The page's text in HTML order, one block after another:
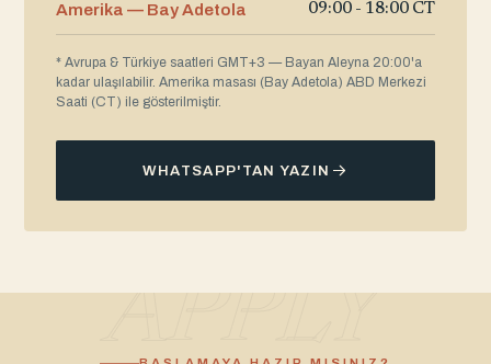
Amerika — Bay Adetola 09:00 - 18:00 CT
* Avrupa & Türkiye saatleri GMT+3 — Bayan Aleyna 20:00'a
kadar ulaşılabilir. Amerika masası (Bay Adetola) ABD Merkezi
Saati (CT) ile gösterilmiştir.
WHATSAPP'TAN YAZIN
APPLY